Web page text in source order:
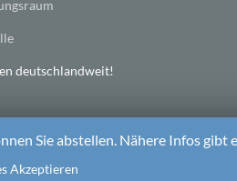
deutschlandweit!
Sie abstellen. Nähere Infos
Akzeptieren